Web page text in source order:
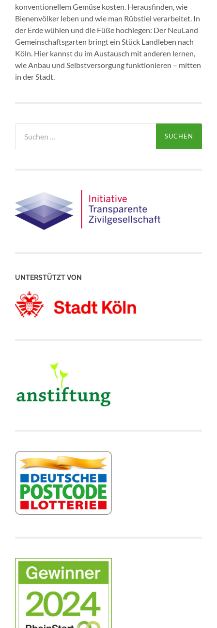
konventionellem Gemüse kosten. Herausfinden, wie
Bienenvölker leben und wie man Rübstiel verarbeitet. In
der Erde wühlen und die Füße hochlegen: Der NeuLand
Gemeinschaftsgarten bringt ein Stück Landleben nach
Köln. Hier kannst du im Austausch mit anderen lernen,
wie Anbau und Selbstversorgung funktionieren – mitten
in der Stadt.
nach:
UNTERSTÜTZT VON